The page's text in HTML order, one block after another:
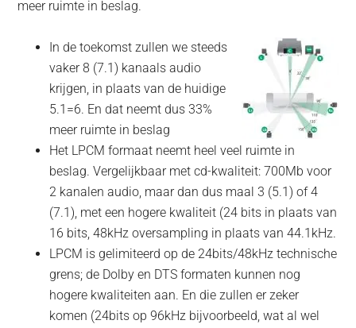
meer ruimte in beslag.
In de toekomst zullen we steeds
vaker 8 (7.1) kanaals audio
krijgen, in plaats van de huidige
5.1=6. En dat neemt dus 33%
meer ruimte in beslag
Het LPCM formaat neemt heel veel ruimte in
beslag. Vergelijkbaar met cd-kwaliteit: 700Mb voor
2 kanalen audio, maar dan dus maal 3 (5.1) of 4
(7.1), met een hogere kwaliteit (24 bits in plaats van
16 bits, 48kHz oversampling in plaats van 44.1kHz.
LPCM is gelimiteerd op de 24bits/48kHz technische
grens; de Dolby en DTS formaten kunnen nog
hogere kwaliteiten aan. En die zullen er zeker
komen (24bits op 96kHz bijvoorbeeld, wat al wel